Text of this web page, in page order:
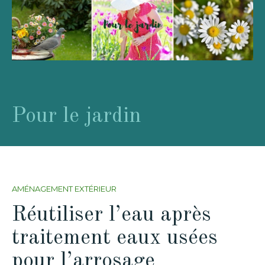
Pour le jardin
AMÉNAGEMENT EXTÉRIEUR
Réutiliser l’eau après
traitement eaux usées